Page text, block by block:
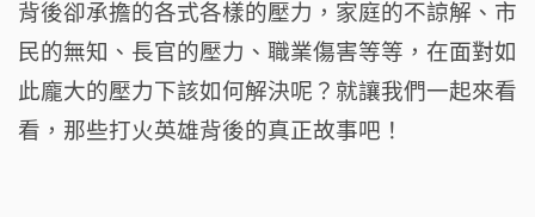
背後卻承擔的各式各樣的壓力，家庭的不諒解、市
民的無知、長官的壓力、職業傷害等等，在面對如
此龐大的壓力下該如何解決呢？就讓我們一起來看
看，那些打火英雄背後的真正故事吧！